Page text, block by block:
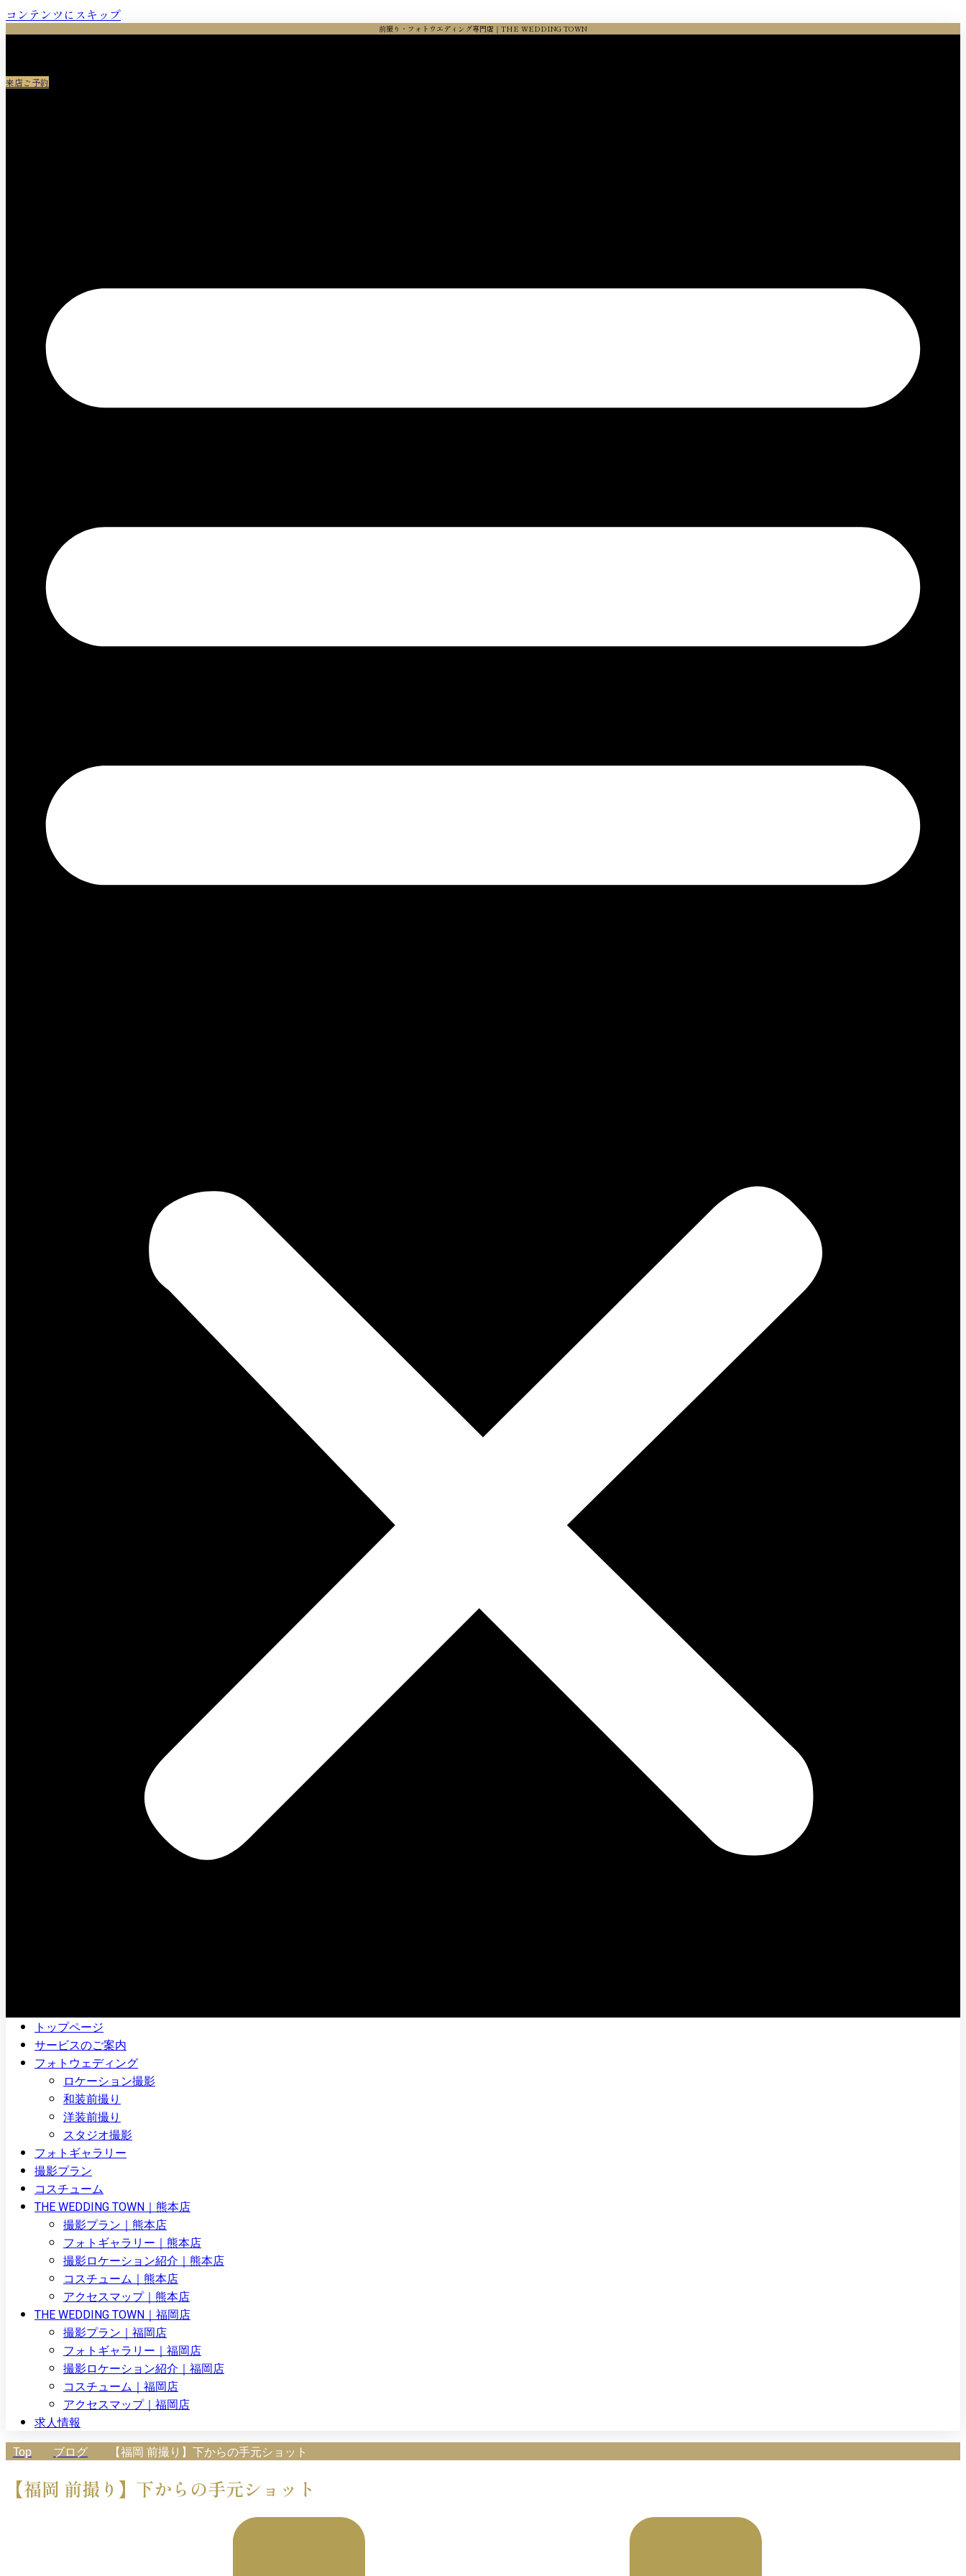
コンテンツにスキップ
前撮り・フォトウエディング専門店｜THE WEDDING TOWN
来店ご予約
トップページ
サービスのご案内
フォトウェディング
ロケーション撮影
和装前撮り
洋装前撮り
スタジオ撮影
フォトギャラリー
撮影プラン
コスチューム
THE WEDDING TOWN｜熊本店
撮影プラン｜熊本店
フォトギャラリー｜熊本店
撮影ロケーション紹介｜熊本店
コスチューム｜熊本店
アクセスマップ｜熊本店
THE WEDDING TOWN｜福岡店
撮影プラン｜福岡店
フォトギャラリー｜福岡店
撮影ロケーション紹介｜福岡店
コスチューム｜福岡店
アクセスマップ｜福岡店
求人情報
Top ブログ 【福岡 前撮り】下からの手元ショット
【福岡 前撮り】下からの手元ショット